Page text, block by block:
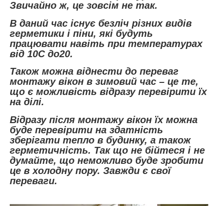
Звичайно ж, це зовсім не так.
В даний час існує безліч різних видів
герметики і піни, які будуть
працювати навіть при температурах
від 10С до20.
Також можна віднести до переваг
монтажу вікон в зимовий час – це те,
що є можливість відразу перевірити їх
на ділі.
Відразу після монтажу вікон їх можна
буде перевірити на здатність
зберігати тепло в будинку, а також
герметичність. Так що не бійтеся і не
думайте, що неможливо буде зробити
це в холодну пору. Завжди є свої
переваги.